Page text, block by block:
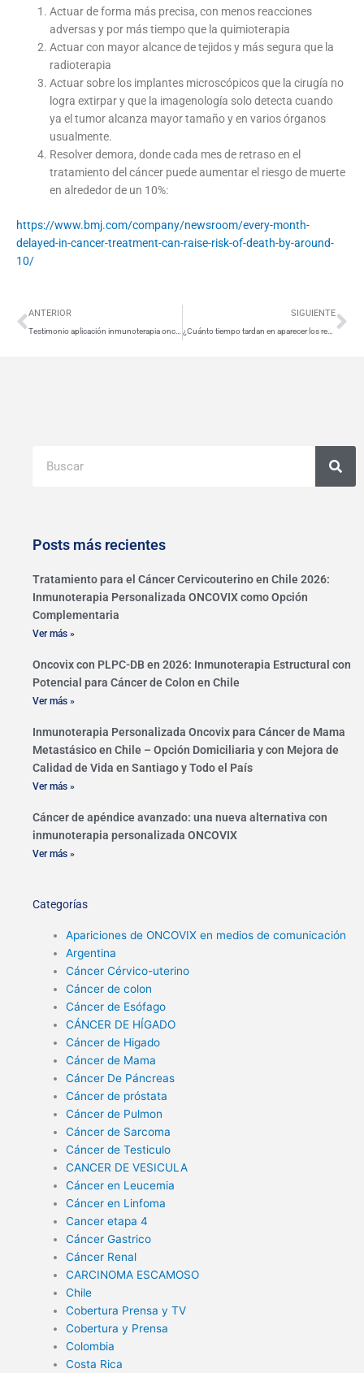
Actuar de forma más precisa, con menos reacciones
adversas y por más tiempo que la quimioterapia
Actuar con mayor alcance de tejidos y más segura que la
radioterapia
Actuar sobre los implantes microscópicos que la cirugía no
logra extirpar y que la imagenología solo detecta cuando
ya el tumor alcanza mayor tamaño y en varios órganos
usualmente.
Resolver demora, donde cada mes de retraso en el
tratamiento del cáncer puede aumentar el riesgo de muerte
en alrededor de un 10%:
https://www.bmj.com/company/newsroom/every-month-
delayed-in-cancer-treatment-can-raise-risk-of-death-by-around-
10/
Ant
ANTERIOR
Testimonio aplicación inmunoterapia oncovix en cáncer de colon etapa 4 con metástasis
SIGUIENTE
¿Cuánto tiempo tardan en aparecer los resultados de la inmunoterapia?
Posts más recientes
Tratamiento para el Cáncer Cervicouterino en Chile 2026:
Inmunoterapia Personalizada ONCOVIX como Opción
Complementaria
Ver más »
Oncovix con PLPC-DB en 2026: Inmunoterapia Estructural con
Potencial para Cáncer de Colon en Chile
Ver más »
Inmunoterapia Personalizada Oncovix para Cáncer de Mama
Metastásico en Chile – Opción Domiciliaria y con Mejora de
Calidad de Vida en Santiago y Todo el País
Ver más »
Cáncer de apéndice avanzado: una nueva alternativa con
inmunoterapia personalizada ONCOVIX
Ver más »
Categorías
Apariciones de ONCOVIX en medios de comunicación
Argentina
Cáncer Cérvico-uterino
Cáncer de colon
Cáncer de Esófago
CÁNCER DE HÍGADO
Cáncer de Higado
Cáncer de Mama
Cáncer De Páncreas
Cáncer de próstata
Cáncer de Pulmon
Cáncer de Sarcoma
Cáncer de Testiculo
CANCER DE VESICULA
Cáncer en Leucemia
Cáncer en Linfoma
Cancer etapa 4
Cáncer Gastrico
Cáncer Renal
CARCINOMA ESCAMOSO
Chile
Cobertura Prensa y TV
Cobertura y Prensa
Colombia
Costa Rica